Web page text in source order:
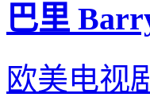
巴里
欧美电视